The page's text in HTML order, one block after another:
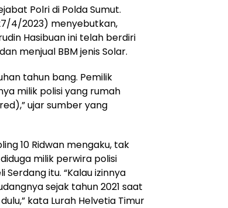
Polri di Polda Sumut.
4/2023) menyebutkan,
Hasibuan ini telah berdiri
menjual BBM jenis Solar.
tahun bang. Pemilik
milik polisi yang rumah
ujar sumber yang
10 Ridwan mengaku, tak
milik perwira polisi
itu. “Kalau izinnya
sejak tahun 2021 saat
kata Lurah Helvetia Timur